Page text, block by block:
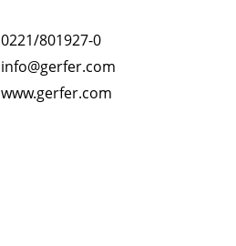
0221/801927-0
info@gerfer.com
www.gerfer.com